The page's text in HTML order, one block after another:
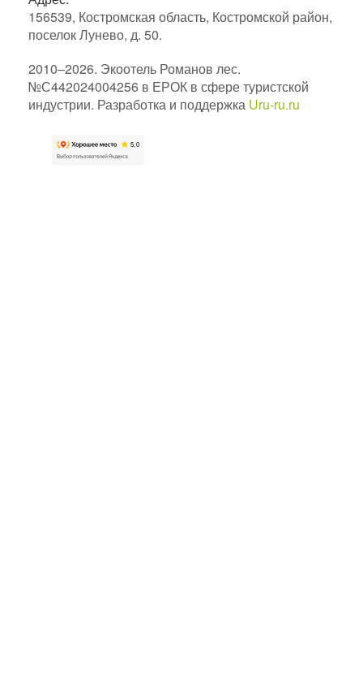
156539, Костромская область, Костромской район,
поселок Лунево, д. 50.
2010–2026. Экоотель Романов лес.
№С442024004256 в ЕРОК в сфере туристской
индустрии. Разработка и поддержка Uru-ru.ru